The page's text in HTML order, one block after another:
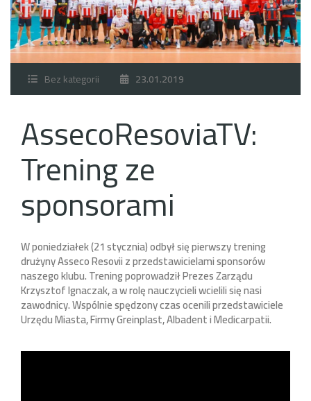
Bez kategorii 23.01.2019
AssecoResoviaTV:
Trening ze
sponsorami
W poniedziałek (21 stycznia) odbył się pierwszy trening
drużyny Asseco Resovii z przedstawicielami sponsorów
naszego klubu. Trening poprowadził Prezes Zarządu
Krzysztof Ignaczak, a w rolę nauczycieli wcielili się nasi
zawodnicy. Wspólnie spędzony czas ocenili przedstawiciele
Urzędu Miasta, Firmy Greinplast, Albadent i Medicarpatii.